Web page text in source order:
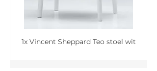
1x Vincent Sheppard Teo stoel wit